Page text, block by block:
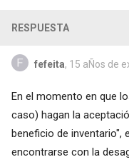
RESPUESTA
fefeita, 15 aÑos de
En el momento en que
caso) hagan la
beneficio de inventario",
encontrarse con la